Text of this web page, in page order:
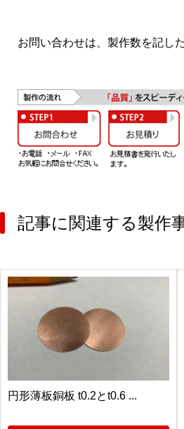
お問い合わせは、製作数を記し
記事に関連する製作
円形薄板銅板 t0.2とt0.6 ...